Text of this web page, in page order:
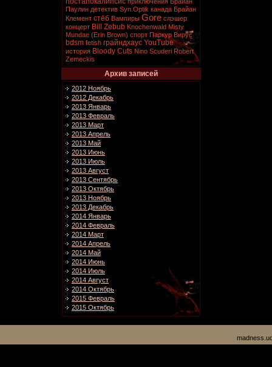
Паулин детектив Syn.Optik канада Брайан
Клемент стёб Вампиры Gore слэшер
концерт Bill Zebub Knochenwald Misty
Mundae (Erin Brown) спорт Паркур Вирус
bdsm fetish грайндхаус YouTube
история Bloody Cuts Nino Scuderi Robert
Zemeckis
Архив записей
2012 Ноябрь
2012 Декабрь
2013 Январь
2013 Февраль
2013 Март
2013 Апрель
2013 Май
2013 Июнь
2013 Июль
2013 Август
2013 Сентябрь
2013 Октябрь
2013 Ноябрь
2013 Декабрь
2014 Январь
2014 Февраль
2014 Март
2014 Апрель
2014 Май
2014 Июнь
2014 Июль
2014 Август
2014 Октябрь
2015 Февраль
2015 Октябрь